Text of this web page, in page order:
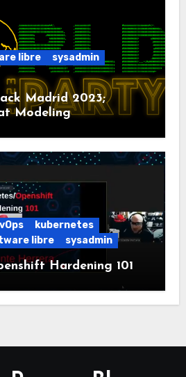
libre
sysadmin
Madrid 2023;
Modeling
kubernetes
libre sysadmin
Hardening 101